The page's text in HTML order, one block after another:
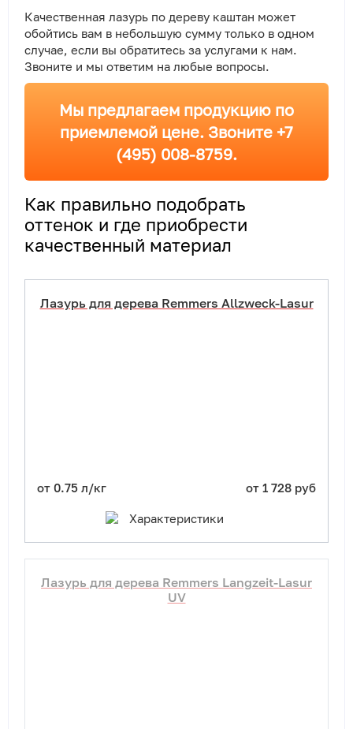
Качественная лазурь по дереву каштан может
обойтись вам в небольшую сумму только в одном
случае, если вы обратитесь за услугами к нам.
Звоните и мы ответим на любые вопросы.
Мы предлагаем продукцию по
приемлемой цене. Звоните +7
(495) 008-8759.
Как правильно подобрать
оттенок и где приобрести
качественный материал
Лазурь для дерева Remmers Allzweck-Lasur
от 0.75 л/кг от 1 728 руб
Характеристики
Лазурь для дерева Remmers Langzeit-Lasur
UV